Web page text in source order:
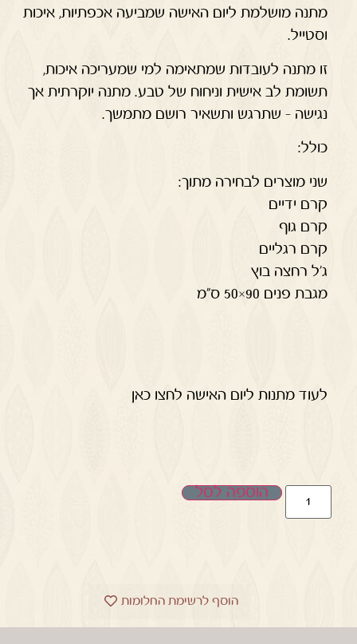
מתנה מושלמת ליום האישה שמביעה אכפתיות, איכות
וסטייל.
זו מתנה לעובדות שמתאימה למי שמעריכה איכות,
תשומת לב אישית וניחוח של טבע. מתנה יוקרתית אך
נגישה – שתרגש ותשאיר רושם מתמשך.
כולל:
שני מוצרים לבחירה מתוך:
קרם ידיים
קרם גוף
קרם רגליים
ג'ל רחצה בוץ
מגבת פנים 90×50 ס"מ
לעוד מתנות ליום האישה לחצו כאן
הוספה לסל
הוסף לרשימת החלומות